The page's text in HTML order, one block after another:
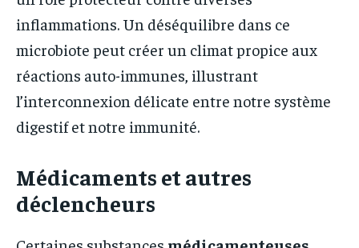
inflammations. Un déséquilibre dans ce
microbiote peut créer un climat propice aux
réactions auto-immunes, illustrant
l’interconnexion délicate entre notre système
digestif et notre immunité.
Médicaments et autres
déclencheurs